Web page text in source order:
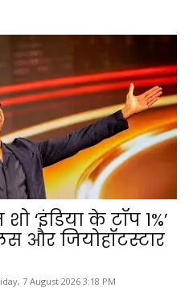
‘इंडिया के टॉप 1%’
और जियोहॉटस्टार
7 August 2026 3:18 PM